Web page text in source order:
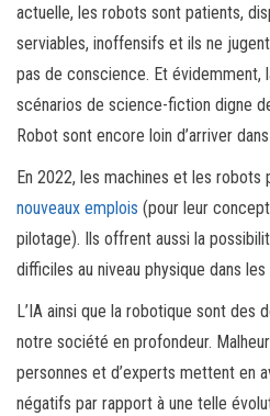
actuelle, les robots sont patients,
serviables, inoffensifs et ils ne
pas de conscience. Et évidemment,
scénarios de science-fiction digne
Robot sont encore loin d’arriver
En 2022, les machines et les
nouveaux emplois (pour leur
pilotage). Ils offrent aussi la
difficiles au niveau physique dans
L’IA ainsi que la robotique sont des
notre société en profondeur.
personnes et d’experts mettent en
négatifs par rapport à une telle